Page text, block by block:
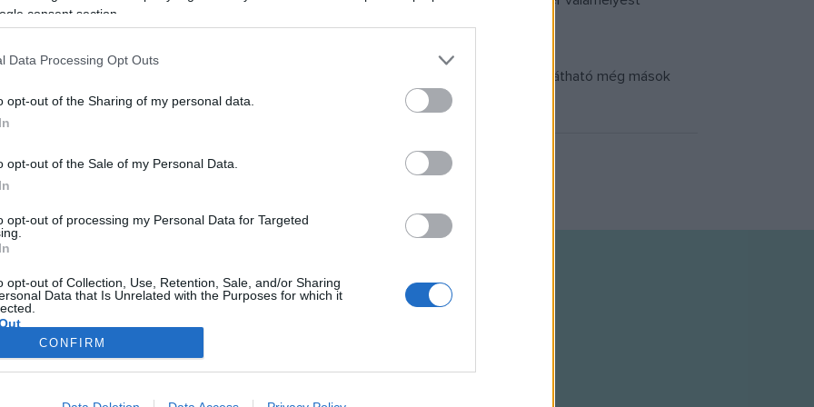
consent section.
Data Processing Opt Outs
opt-out of the Sharing of my personal data.
opt-out of the Sale of my Personal Data.
opt-out of processing my Personal Data for Targeted
opt-out of Collection, Use, Retention, Sale, and/or Sharing
Data that Is Unrelated with the Purposes for which it
allow Google to enable storage related to advertising like cookies on
CONFIRM
tragédiáinkra, jelenünkre" - mondjaCsanádi Juditdíszlettervező.
a feleségét, Krisztiernát. A produkcióban látható még mások
Gergő,Mészáros Máté.